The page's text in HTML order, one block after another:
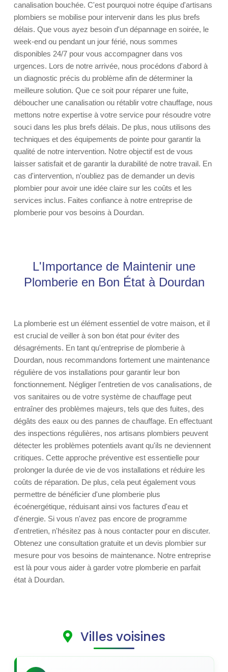
canalisation bouchée. C'est pourquoi notre équipe d'artisans
plombiers se mobilise pour intervenir dans les plus brefs
délais. Que vous ayez besoin d'un dépannage en soirée, le
week-end ou pendant un jour férié, nous sommes
disponibles 24/7 pour vous accompagner dans vos
urgences. Lors de notre arrivée, nous procédons d'abord à
un diagnostic précis du problème afin de déterminer la
meilleure solution. Que ce soit pour réparer une fuite,
déboucher une canalisation ou rétablir votre chauffage, nous
mettons notre expertise à votre service pour résoudre votre
souci dans les plus brefs délais. De plus, nous utilisons des
techniques et des équipements de pointe pour garantir la
qualité de notre intervention. Notre objectif est de vous
laisser satisfait et de garantir la durabilité de notre travail. En
cas d'intervention, n'oubliez pas de demander un devis
plombier pour avoir une idée claire sur les coûts et les
services inclus. Faites confiance à notre entreprise de
plomberie pour vos besoins à Dourdan.
L'Importance de Maintenir une
Plomberie en Bon État à Dourdan
La plomberie est un élément essentiel de votre maison, et il
est crucial de veiller à son bon état pour éviter des
désagréments. En tant qu'entreprise de plomberie à
Dourdan, nous recommandons fortement une maintenance
régulière de vos installations pour garantir leur bon
fonctionnement. Négliger l'entretien de vos canalisations, de
vos sanitaires ou de votre système de chauffage peut
entraîner des problèmes majeurs, tels que des fuites, des
dégâts des eaux ou des pannes de chauffage. En effectuant
des inspections régulières, nos artisans plombiers peuvent
détecter les problèmes potentiels avant qu'ils ne deviennent
critiques. Cette approche préventive est essentielle pour
prolonger la durée de vie de vos installations et réduire les
coûts de réparation. De plus, cela peut également vous
permettre de bénéficier d'une plomberie plus
écoénergétique, réduisant ainsi vos factures d'eau et
d'énergie. Si vous n'avez pas encore de programme
d'entretien, n'hésitez pas à nous contacter pour en discuter.
Obtenez une consultation gratuite et un devis plombier sur
mesure pour vos besoins de maintenance. Notre entreprise
est là pour vous aider à garder votre plomberie en parfait
état à Dourdan.
Villes voisines